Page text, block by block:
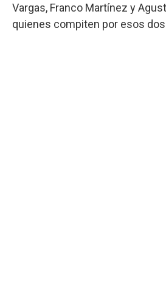
Vargas, Franco Martínez y
quienes compiten por esos